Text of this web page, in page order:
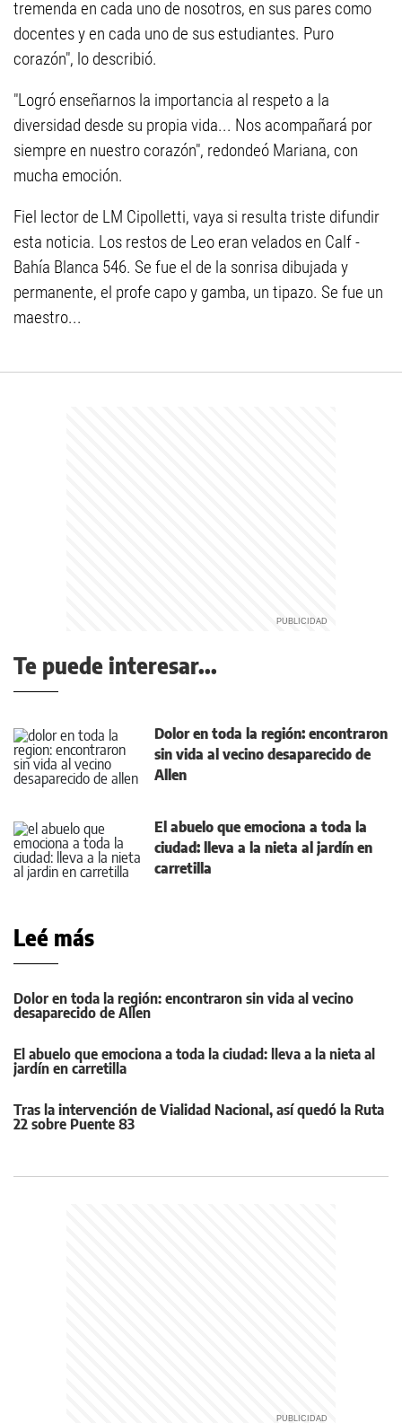
tremenda en cada uno de nosotros, en sus pares como
docentes y en cada uno de sus estudiantes. Puro
corazón", lo describió.
"Logró enseñarnos la importancia al respeto a la
diversidad desde su propia vida... Nos acompañará por
siempre en nuestro corazón", redondeó Mariana, con
mucha emoción.
Fiel lector de LM Cipolletti, vaya si resulta triste difundir
esta noticia. Los restos de Leo eran velados en Calf -
Bahía Blanca 546. Se fue el de la sonrisa dibujada y
permanente, el profe capo y gamba, un tipazo. Se fue un
maestro...
Te puede interesar...
Dolor en toda la región: encontraron
sin vida al vecino desaparecido de
Allen
El abuelo que emociona a toda la
ciudad: lleva a la nieta al jardín en
carretilla
Leé más
Dolor en toda la región: encontraron sin vida al vecino
desaparecido de Allen
El abuelo que emociona a toda la ciudad: lleva a la nieta al
jardín en carretilla
Tras la intervención de Vialidad Nacional, así quedó la Ruta
22 sobre Puente 83